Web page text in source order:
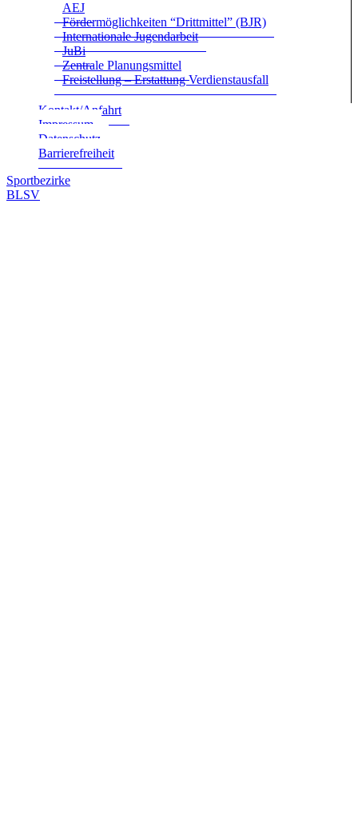
AEJ
För­der­mög­lich­kei­ten “Dritt­mit­tel” (BJR)
Inter­na­tio­nale Jugend­ar­beit
JuBi
Zen­trale Pla­nungs­mit­tel
Frei­stel­lung – Erstat­tung Ver­dienst­aus­fall
Kontakt/Anfahrt
Impres­sum
Daten­schutz
Bar­rie­re­frei­heit
Sportbezirke
BLSV